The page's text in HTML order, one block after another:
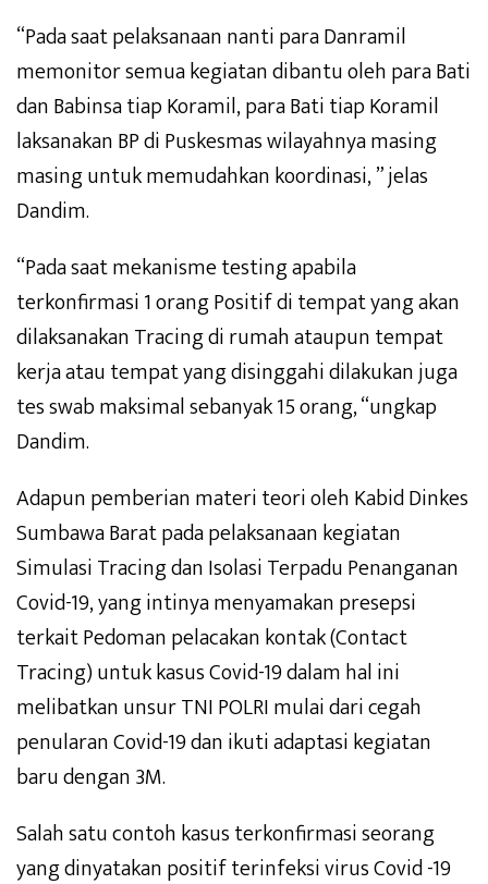
“Pada saat pelaksanaan nanti para Danramil
memonitor semua kegiatan dibantu oleh para Bati
dan Babinsa tiap Koramil, para Bati tiap Koramil
laksanakan BP di Puskesmas wilayahnya masing
masing untuk memudahkan koordinasi, ” jelas
Dandim.
“Pada saat mekanisme testing apabila
terkonfirmasi 1 orang Positif di tempat yang akan
dilaksanakan Tracing di rumah ataupun tempat
kerja atau tempat yang disinggahi dilakukan juga
tes swab maksimal sebanyak 15 orang, “ungkap
Dandim.
Adapun pemberian materi teori oleh Kabid Dinkes
Sumbawa Barat pada pelaksanaan kegiatan
Simulasi Tracing dan Isolasi Terpadu Penanganan
Covid-19, yang intinya menyamakan presepsi
terkait Pedoman pelacakan kontak (Contact
Tracing) untuk kasus Covid-19 dalam hal ini
melibatkan unsur TNI POLRI mulai dari cegah
penularan Covid-19 dan ikuti adaptasi kegiatan
baru dengan 3M.
Salah satu contoh kasus terkonfirmasi seorang
yang dinyatakan positif terinfeksi virus Covid -19